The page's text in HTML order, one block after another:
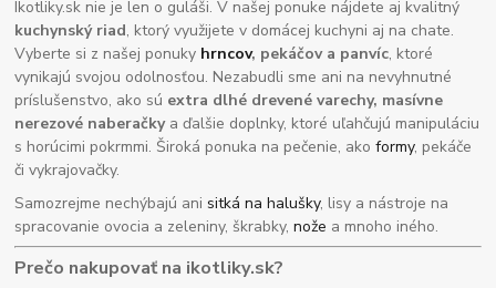
Ikotliky.sk nie je len o guláši. V našej ponuke nájdete aj kvalitný
kuchynský riad, ktorý využijete v domácej kuchyni aj na chate.
Vyberte si z našej ponuky hrncov, pekáčov a panvíc, ktoré
vynikajú svojou odolnosťou. Nezabudli sme ani na nevyhnutné
príslušenstvo, ako sú extra dlhé drevené varechy, masívne
nerezové naberačkya ďalšie doplnky, ktoré uľahčujú manipuláciu
s horúcimi pokrmmi. Široká ponuka na pečenie, akoformy, pekáče
či vykrajovačky.
Samozrejme nechýbajú anisitká na halušky, lisy a nástroje na
spracovanie ovocia a zeleniny, škrabky,nože a mnoho iného.
Prečo nakupovať na ikotliky.sk?